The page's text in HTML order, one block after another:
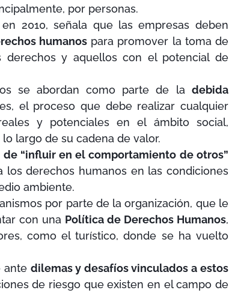
por personas.
2010, señala que las empresas deben
humanos para promover la toma de
y aquellos con el potencial de
se abordan como parte de la debida
el proceso que debe realizar cualquier
y potenciales en el ámbito social,
largo de su cadena de valor.
“influir en el comportamiento de otros”
derechos humanos en las condiciones
ambiente.
por parte de la organización, que le
con una Política de Derechos Humanos,
como el turístico, donde se ha vuelto
ante dilemas y desafíos vinculados a estos
de riesgo que existen en el campo de